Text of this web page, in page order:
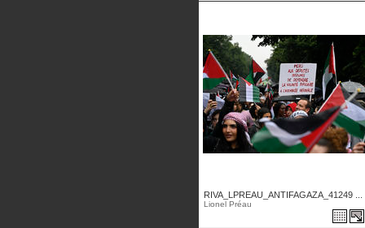
RIVA_LPREAU_ANTIFAGAZA_41249 ...
Lionel Préau